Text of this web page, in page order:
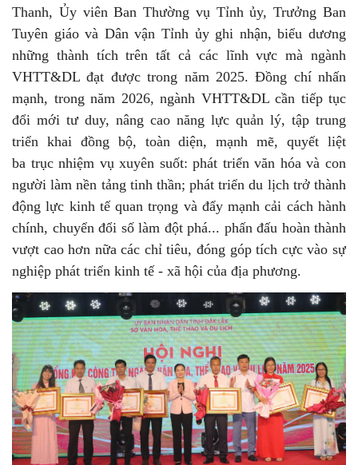
Thanh, Ủy viên Ban Thường vụ Tỉnh ủy, Trưởng Ban
Tuyên giáo và Dân vận Tỉnh ủy ghi nhận, biểu dương
những thành tích trên tất cả các lĩnh vực mà ngành
VHTT&DL đạt được trong năm 2025. Đồng chí nhấn
mạnh, trong năm 2026, ngành VHTT&DL cần tiếp tục
đổi mới tư duy, nâng cao năng lực quản lý, tập trung
triển khai đồng bộ, toàn diện, mạnh mẽ, quyết liệt
ba trục nhiệm vụ xuyên suốt: phát triển văn hóa và con
người làm nền tảng tinh thần; phát triển du lịch trở thành
động lực kinh tế quan trọng và đẩy mạnh cải cách hành
chính, chuyển đổi số làm đột phá... phấn đấu hoàn thành
vượt cao hơn nữa các chỉ tiêu, đóng góp tích cực vào sự
nghiệp phát triển kinh tế - xã hội của địa phương.